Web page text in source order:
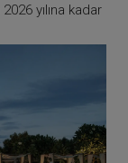
2026 yılına kadar